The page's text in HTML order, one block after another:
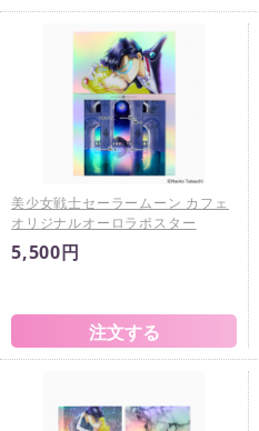
美少女戦士セーラームーン カフェ
オリジナルオーロラポスター
5,500円